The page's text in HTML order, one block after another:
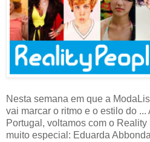
Nesta semana em que a
vai marcar o ritmo e o estilo do
Portugal, voltamos com o
muito especial: Eduarda